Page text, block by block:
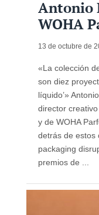
Antonio
WOHA
13 de octubre de
«La colección
son diez
líquido’»
director
y de WOHA
detrás de estos
packaging
premios de ...